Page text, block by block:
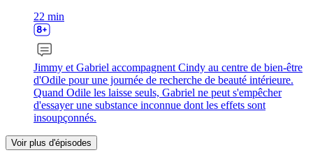
22 min
Jimmy et Gabriel accompagnent Cindy au centre de bien-être
d'Odile pour une journée de recherche de beauté intérieure.
Quand Odile les laisse seuls, Gabriel ne peut s'empêcher
d'essayer une substance inconnue dont les effets sont
insoupçonnés.
Voir plus d'épisodes